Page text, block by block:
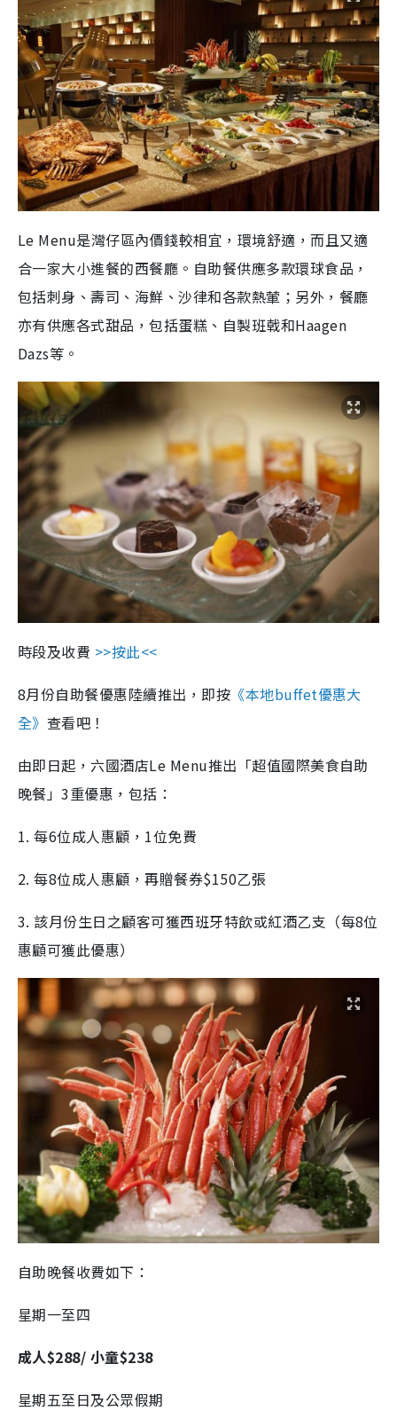
Le Menu是灣仔區內價錢較相宜，環境舒適，而且又適
合一家大小進餐的西餐廳。自助餐供應多款環球食品，
包括刺身、壽司、海鮮、沙律和各款熱葷；另外，餐廳
亦有供應各式甜品，包括蛋糕、自製班戟和Haagen
Dazs等。
時段及收費 >>按此<<
8月份自助餐優惠陸續推出，即按 《本地buffet優惠大
全》 查看吧！
由即日起，六國酒店Le Menu推出「超值國際美食自助
晚餐」3重優惠，包括：
1. 每6位成人惠顧，1位免費
2. 每8位成人惠顧，再贈餐券$150乙張
3. 該月份生日之顧客可獲西班牙特飲或紅酒乙支（每8位
惠顧可獲此優惠）
自助晚餐收費如下：
星期一至四
成人$288/ 小童$238
星期五至日及公眾假期